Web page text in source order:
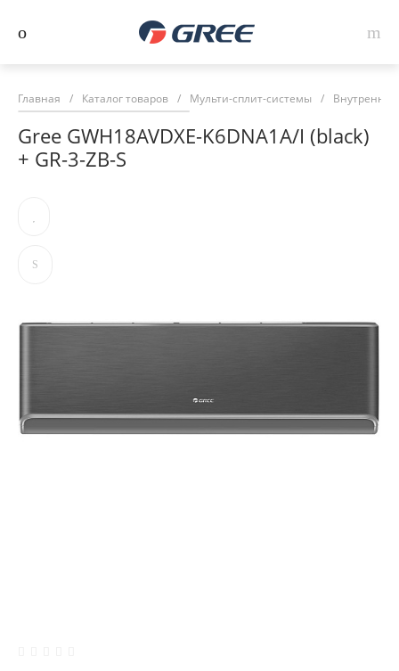
Главная / Каталог товаров / Мульти-сплит-системы /
Gree GWH18AVDXE-K6DNA1A/I (black)
+ GR-3-ZB-S